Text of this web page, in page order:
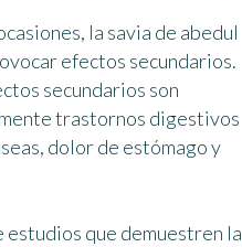
la savia de abedul
efectos secundarios.
secundarios son
trastornos digestivos
dolor de estómago y
estudios que demuestren la